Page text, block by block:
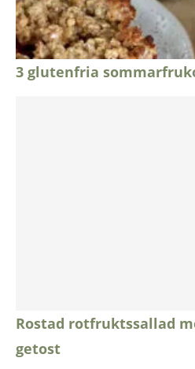
3 glutenfria
Rostad rotfruktssallad
getost